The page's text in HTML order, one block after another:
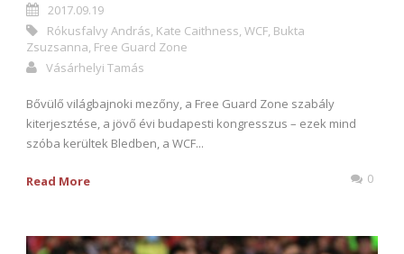
2017.09.19
Rókusfalvy András, Kate Caithness, WCF, Bukta
Zsuzsanna, Free Guard Zone
Vásárhelyi Tamás
Bővülő világbajnoki mezőny, a Free Guard Zone szabály
kiterjesztése, a jövő évi budapesti kongresszus – ezek mind
szóba kerültek Bledben, a WCF...
Read More 0